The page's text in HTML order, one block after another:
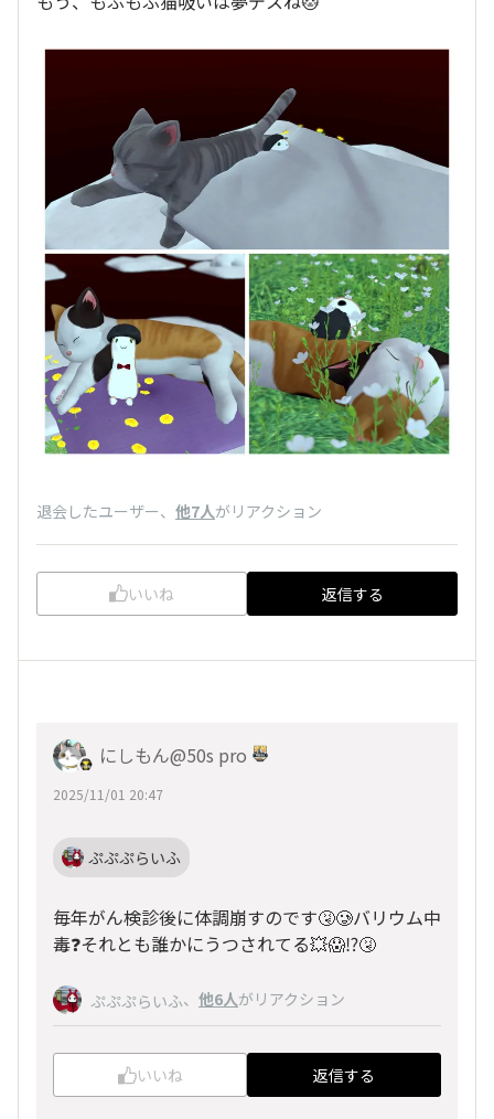
退会したユーザー、 他7人がリアクション
いいね 返信する
にしもん@50s pro
2025/11/01 20:47
ぷぷぷらいふ
毎年がん検診後に体調崩すのです🤧🥲バリウム中
毒❓️それとも誰かにうつされてる💥😱⁉️🤧
ぷぷぷらいふ、 他6人がリアクション
いいね 返信する